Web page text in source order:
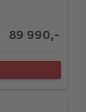
89 990,-